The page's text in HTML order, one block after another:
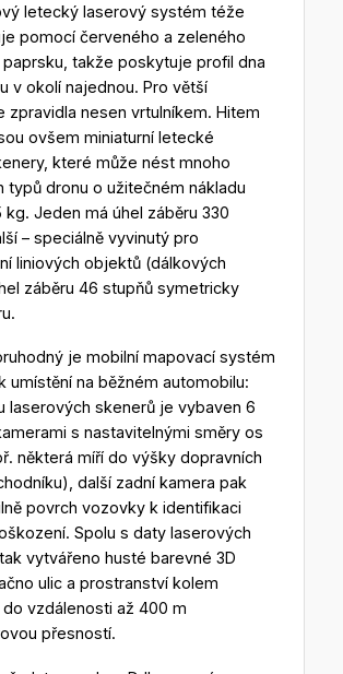
letecký laserový systém téže
pomocí červeného a zeleného
takže poskytuje profil dna
v okolí najednou. Pro větší
zpravidla nesen vrtulníkem. Hitem
ovšem miniaturní letecké
které může nést mnoho
typů dronu o užitečném nákladu
kg. Jeden má úhel záběru 330
– speciálně vyvinutý pro
liniových objektů (dálkových
záběru 46 stupňů symetricky
je mobilní mapovací systém
umístění na běžném automobilu:
laserových skenerů je vybaven 6
s nastavitelnými směry os
některá míří do výšky dopravních
další zadní kamera pak
povrch vozovky k identifikaci
Spolu s daty laserových
vytvářeno husté barevné 3D
ulic a prostranství kolem
vzdálenosti až 400 m
přesností.